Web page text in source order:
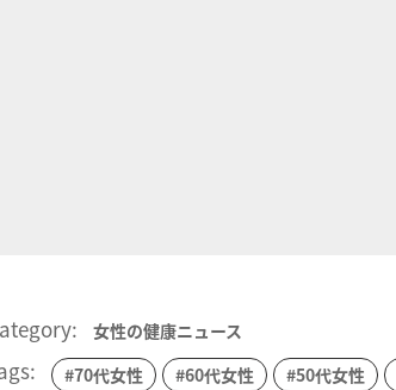
女性の健康ニュース
#70代女性 #60代女性 #50代女性